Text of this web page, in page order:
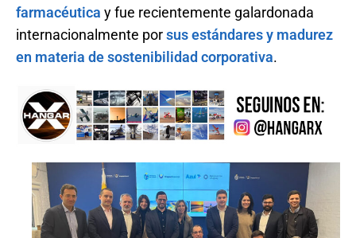
farmacéutica y fue recientemente galardonada
internacionalmente porsus estándares y madurez
en materia de sostenibilidad corporativa.